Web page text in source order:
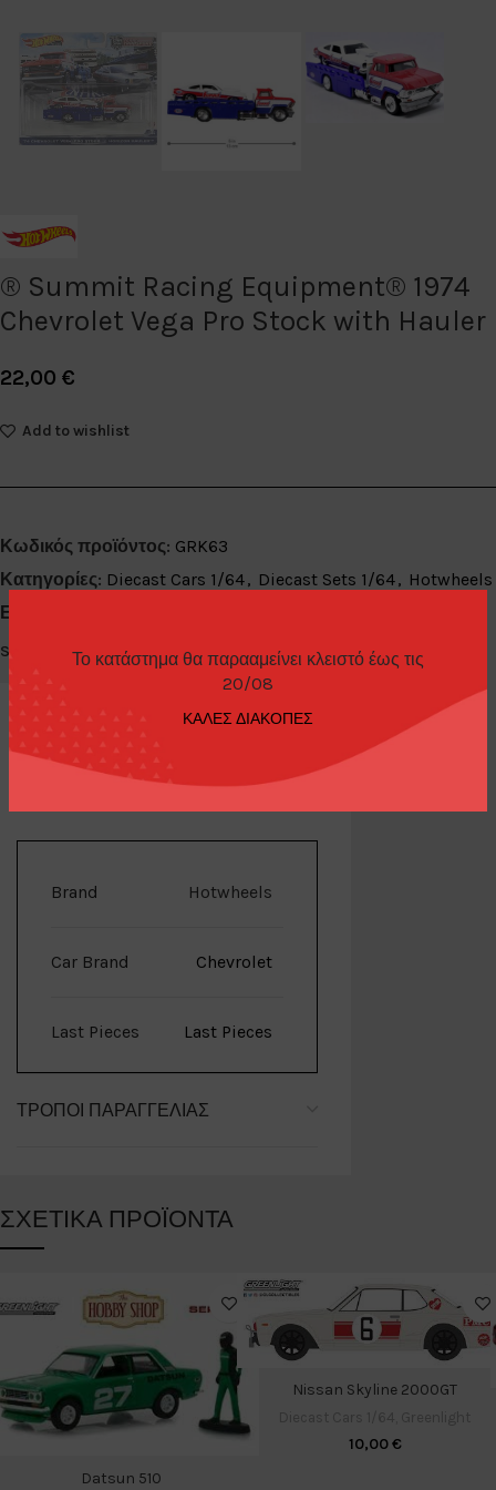
Το κατάστημα θα παρααμείνει κλειστό έως τις
20/08
ΚΑΛΕΣ ΔΙΑΚΟΠΕΣ
® Summit Racing Equipment® 1974
Chevrolet Vega Pro Stock with Hauler
22,00 €
Add to wishlist
Κωδικός προϊόντος: GRK63
Κατηγορίες: Diecast Cars 1/64, Diecast Sets 1/64, Hotwheels
Ετικέτα:
Share:
Brand Hotwheels
Car Brand Chevrolet
Last Pieces Last Pieces
ΤΡΌΠΟΙ ΠΑΡΑΓΓΕΛΊΑΣ
ΣΧΕΤΙΚΆ ΠΡΟΪΌΝΤΑ
Datsun 510
Nissan Skyline 2000GT
10,00€